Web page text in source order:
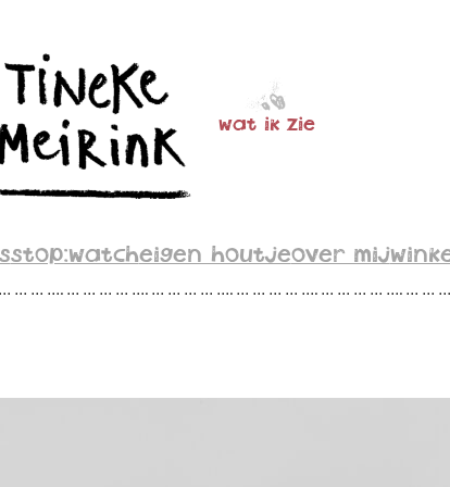
wat ik zie
stop:watcheigen houtjeover mij
… … …. … … … … …. … … … … …. … … … … …. … … … … …. … …